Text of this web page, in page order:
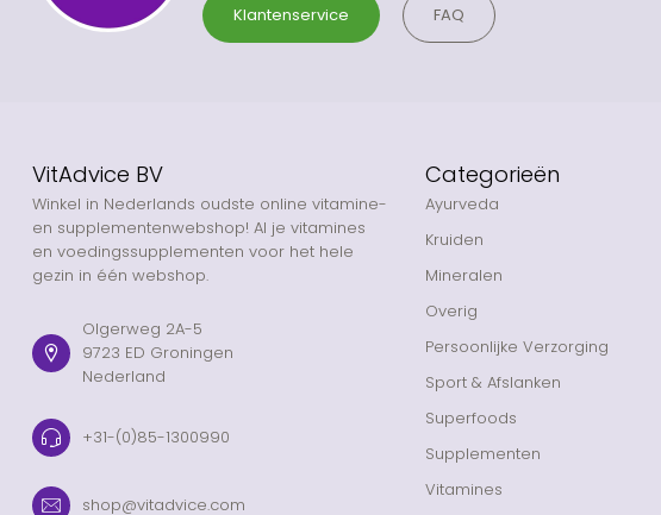
Klantenservice FAQ
VitAdvice BV
Winkel in Nederlands oudste online vitamine-
en supplementenwebshop! Al je vitamines
en voedingssupplementen voor het hele
gezin in één webshop.
Olgerweg 2A-5
9723 ED Groningen
Nederland
+31-(0)85-1300990
shop@vitadvice.com
Categorieën
Ayurveda
Kruiden
Mineralen
Overig
Persoonlijke Verzorging
Sport & Afslanken
Superfoods
Supplementen
Vitamines